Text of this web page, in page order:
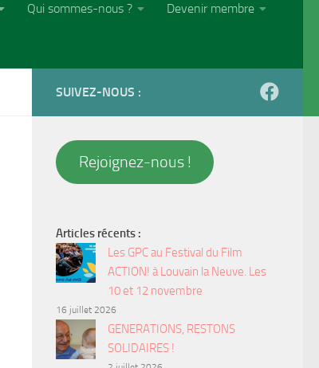
Qui sommes-nous ? Devenir membre
SUIVEZ-NOUS :
Rejoignez-nous !
Articles récents :
Les GPC au Festival du Film
ACTION! à Louvain la Neuve. Les
10 et 12 novembre
16 juillet 2026
GENERATIONS, RESTONS
SOLIDAIRES !